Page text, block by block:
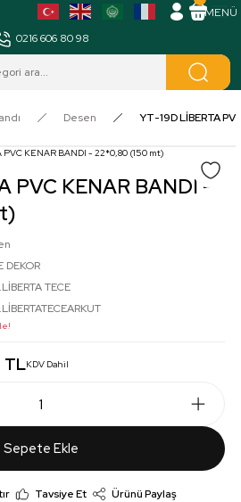
0216 606 80 98
Desen YT-19D LİBERTA
PVC KENAR BANDI -
DEKOR
TECE
TLKDV Dahil
Sepete Ekle
Tavsiye Et Ürünü Paylaş